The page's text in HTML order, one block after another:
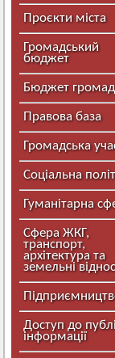
Проєкти міста
Громадський
бюджет
Бюджет
Правова база
Громадська
Соціальна
Гуманітарна
Сфера ЖКГ,
транспорт,
архітектура та
земельні
Доступ до
інформації